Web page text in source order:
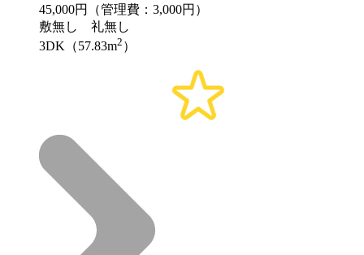
45,000円（管理費：3,000円）
敷無し 礼無し
3DK（57.83m2 ）